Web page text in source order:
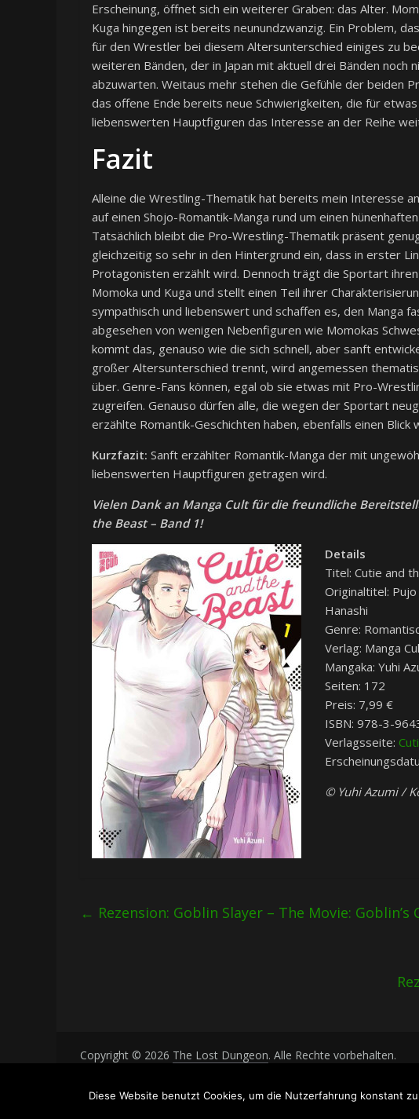
Erscheinung, öffnet sich ein weiterer Graben: das Alter.
Kuga hingegen ist bereits neunundzwanzig. Ein Problem,
für den Wrestler bei diesem Altersunterschied einiges zu
weiteren Bänden, der in Japan mit aktuell drei Bänden noch
abzuwarten. Weitaus mehr stehen die Gefühle der beiden
das offene Ende bereits neue Schwierigkeiten, die für
liebenswerten Hauptfiguren das Interesse an der Reihe
Fazit
Alleine die Wrestling-Thematik hat bereits mein Interesse an
auf einen Shojo-Romantik-Manga rund um einen
Tatsächlich bleibt die Pro-Wrestling-Thematik präsent
gleichzeitig so sehr in den Hintergrund ein, dass in erster
Protagonisten erzählt wird. Dennoch trägt die Sportart
Momoka und Kuga und stellt einen Teil ihrer
sympathisch und liebenswert und schaffen es, den Manga
abgesehen von wenigen Nebenfiguren wie Momokas
kommt das, genauso wie die sich schnell, aber sanft
großer Altersunterschied trennt, wird angemessen
über. Genre-Fans können, egal ob sie etwas mit Pro-
zugreifen. Genauso dürfen alle, die wegen der Sportart
erzählte Romantik-Geschichten haben, ebenfalls einen Blick
Kurzfazit: Sanft erzählter Romantik-Manga der mit
liebenswerten Hauptfiguren getragen wird.
Vielen Dank an Manga Cultfür die freundliche
the Beast – Band 1!
Details
Titel: Cutie and
Originaltitel: Pujo
Hanashi
Genre:
Verlag: Manga
Mangaka: Yuhi
Seiten: 172
Preis: 7,99 €
ISBN: 978-3-
Verlagsseite:
© Yuhi Azumi /
← Rezension: Goblin Slayer – The Movie: Goblin’s
Copyright © 2026 The Lost Dungeon. Alle Rechte vorbehalten.
Diese Website benutzt Cookies, um die Nutzerfahrung konstant